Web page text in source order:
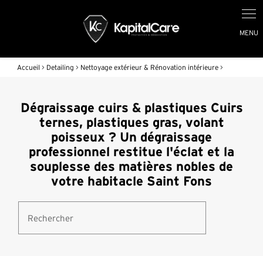
Accueil > Detailing > Nettoyage extérieur & Rénovation intérieure>
Dégraissage cuirs & plastiques Cuirs
ternes, plastiques gras, volant
poisseux ? Un dégraissage
professionnel restitue l'éclat et la
souplesse des matières nobles de
votre habitacle Saint Fons
Rechercher